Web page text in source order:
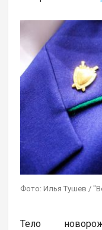
Фото: Илья Тушев /
Тело